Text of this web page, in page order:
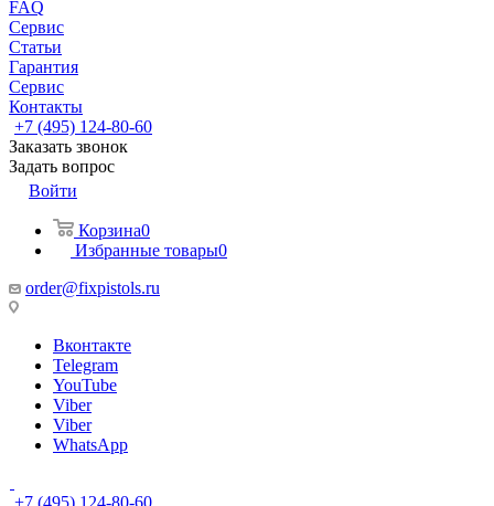
FAQ
Сервис
Статьи
Гарантия
Сервис
Контакты
+7 (495) 124-80-60
Заказать звонок
Задать вопрос
Войти
Корзина0
Избранные товары0
order@fixpistols.ru
Вконтакте
Telegram
YouTube
Viber
Viber
WhatsApp
+7 (495) 124-80-60